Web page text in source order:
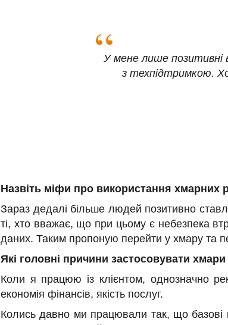
У мене лише позитивні
з техпідтримкою.
Назвіть міфи про використання хмарних
Зараз дедалі більше людей позитивно
ті, хто вважає, що при цьому є небезпека
даних. Таким пропоную перейти у хмару та
Які головні причини застосовувати хмари
Коли я працюю із клієнтом, однозначно
економія фінансів, якість послуг.
Колись давно ми працювали так, що